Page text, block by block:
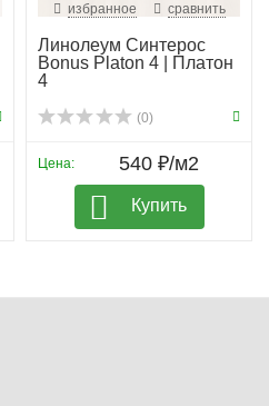
избранное сравнить
Линолеум Синтерос
Bonus Platon 4 | Платон
4
(0)
Цена: 540 ₽/м2
Купить